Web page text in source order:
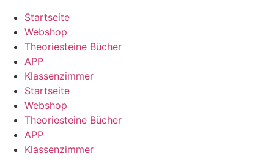
Startseite
Webshop
Theoriesteine Bücher
APP
Klassenzimmer
Startseite
Webshop
Theoriesteine Bücher
APP
Klassenzimmer